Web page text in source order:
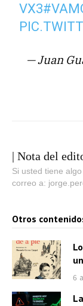
VX3
— Juan
| Nota del
Si usted tiene
correo a:
Otros
6